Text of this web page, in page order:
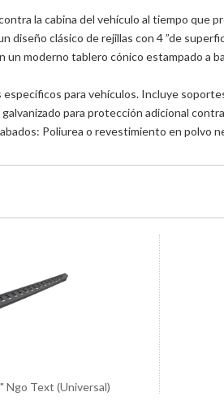
la cabina del vehículo al tiempo que
diseño clásico de rejillas con 4 ”de
un moderno tablero cónico estampado a
específicos para vehículos. Incluye
para protección adicional
Poliurea o revestimiento en polvo
Ngo Text (Universal)